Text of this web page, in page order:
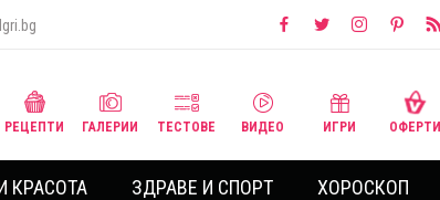
РЕЦЕПТИ ГАЛЕРИИ ТЕСТОВЕ ВИДЕО ИГРИ ОФЕРТИ
КРАСОТА ЗДРАВЕ И СПОРТ ХОРОСКОП